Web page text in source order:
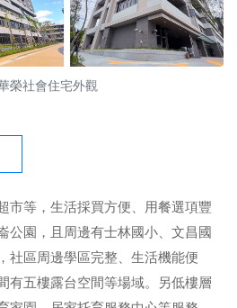
榮社會住宅外觀
市等，生活採買方便、用餐選項豐
公園，且周邊有士林國小、文昌國
社區周邊學區完整、生活機能便
有五樓露台空間等場域。另低樓層